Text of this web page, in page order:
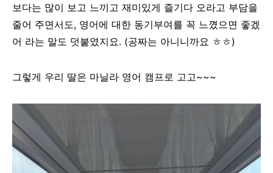
보다는 많이 보고 느끼고 재미있게 즐기다 오라고 부담을
줄어 주면서도, 영어에 대한 동기부여를 꼭 느꼈으면 좋겠
어 라는 말도 덧붙였지요. (공짜는 아니니까요 ㅎㅎ)
그렇게 우리 딸은 마닐라 영어 캠프로 고고~~~